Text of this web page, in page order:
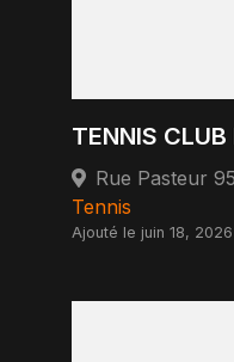
TENNIS
Rue Pasteur
Tennis
Ajouté le juin 18, 2026